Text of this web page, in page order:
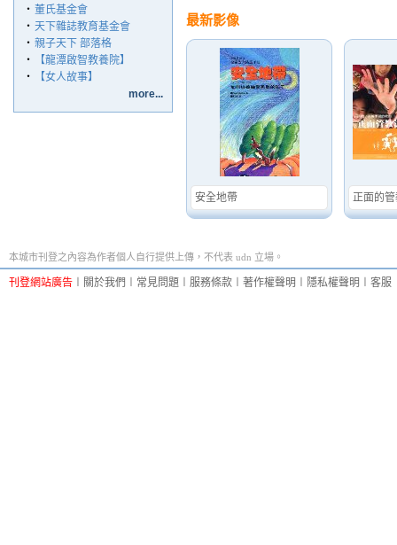
‧ 董氏基金會
‧ 天下雜誌教育基金會
‧ 親子天下 部落格
‧
【龍潭啟智教養院】
‧
【女人故事】
more...
最新影像
安全地帶 正面的
本城市刊登之內容為作者個人自行提供上傳，不代表 udn 立場。
刊登網站廣告 關於我們 常見問題 服務條款 著作權聲明 隱私權聲明 客服